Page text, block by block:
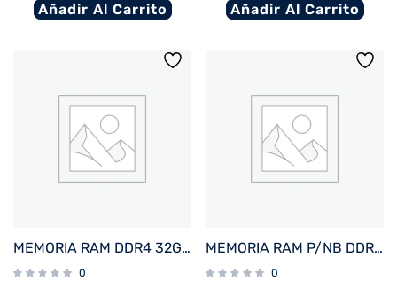
Añadir Al Carrito Añadir Al Carrito
MEMORIA RAM DDR4 32GB 3200 CRUCIAL CT32G4DFD832A
0
MEMORIA RAM P/NB DDR5 16GB 6400 KINGSTON FURY IMPACT BK KF564S38IB-16
0